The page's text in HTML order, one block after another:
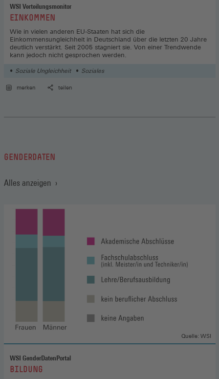
WSI Verteilungsmonitor
:EINKOMMEN
Wie in vielen anderen EU-Staaten hat sich die
Einkommensungleichheit in Deutschland über die letzten 20 Jahre
deutlich verstärkt. Seit 2005 stagniert sie. Von einer Trendwende
kann jedoch nicht gesprochen werden.
Soziale Ungleichheit Soziales
merken teilen
GENDERDATEN
Alles anzeigen
WSI GenderDatenPortal
:BILDUNG
Quelle: WSI